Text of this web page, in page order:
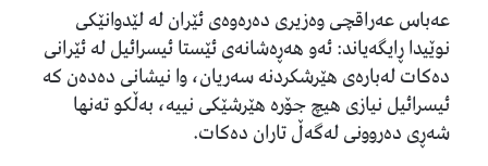
عەباس عەراقچی وەزیری دەرەوەی ئێران لە لێدوانێکی
نوێیدا ڕایگەیاند: ئەو هەڕەشانەی ئێستا ئیسرائیل لە ئێرانی
دەکات لەبارەی هێرشکردنە سەریان، وا نیشانی دەدەن کە
ئیسرائیل نیازی هیچ جۆرە هێرشێکی نییە، بەڵکو تەنها
شەڕی دەروونی لەگەڵ تاران دەکات.